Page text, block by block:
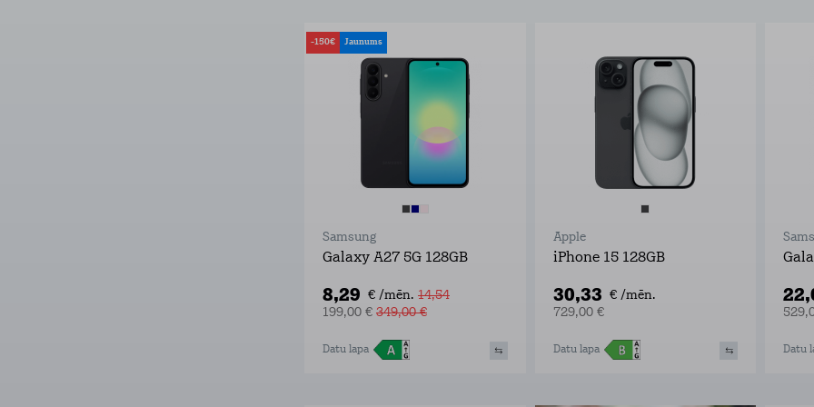
-150€ Jaunums
Samsung
Galaxy A27 5G 128GB
8,29 € /mēn. 14,54
199,00 € 349,00 €
Datu lapa
Apple
iPhone 15 128GB
30,33 € /mēn.
729,00 €
Datu lapa Datu